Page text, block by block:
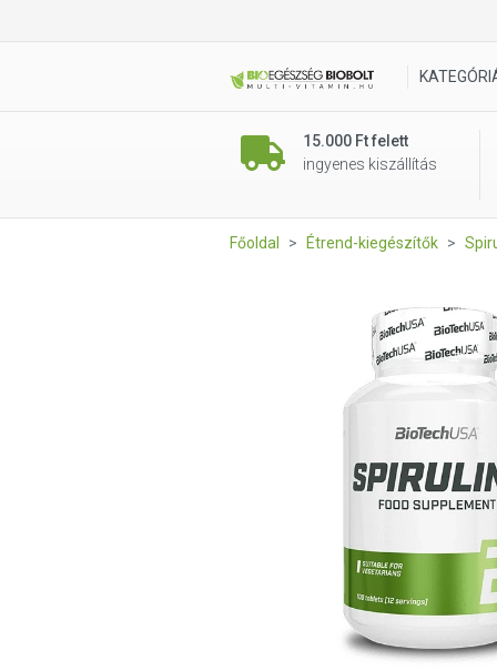
15.000 Ft felett
ingyenes kiszállítás
Főoldal Étrend-kiegészítők